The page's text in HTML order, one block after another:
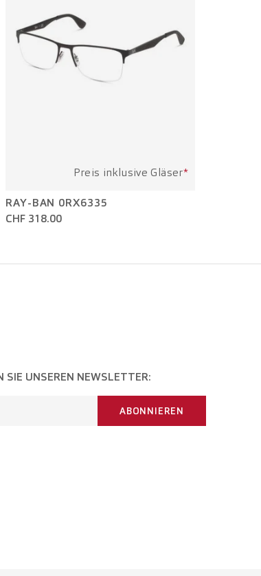
Preis inklusive Gläser*
RAY-BAN 0RX6335
CHF 318.00
SIE UNSEREN NEWSLETTER:
ABONNIEREN